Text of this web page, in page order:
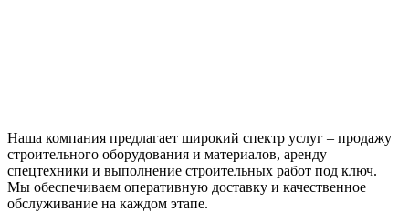
Наша компания предлагает широкий спектр услуг – продажу
строительного оборудования и материалов, аренду
спецтехники и выполнение строительных работ под ключ.
Мы обеспечиваем оперативную доставку и качественное
обслуживание на каждом этапе.